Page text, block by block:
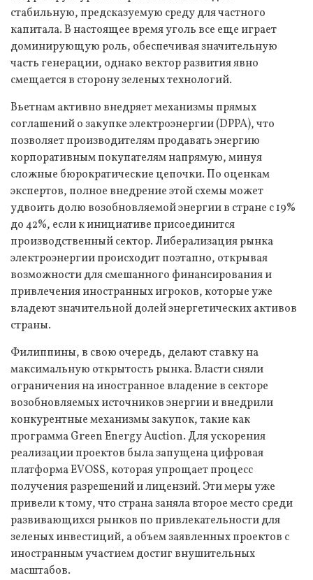
стабильную, предсказуемую среду для частного
капитала. В настоящее время уголь все еще играет
доминирующую роль, обеспечивая значительную
часть генерации, однако вектор развития явно
смещается в сторону зеленых технологий.
Вьетнам активно внедряет механизмы прямых
соглашений о закупке электроэнергии (DPPA), что
позволяет производителям продавать энергию
корпоративным покупателям напрямую, минуя
сложные бюрократические цепочки. По оценкам
экспертов, полное внедрение этой схемы может
удвоить долю возобновляемой энергии в стране с 19%
до 42%, если к инициативе присоединится
производственный сектор. Либерализация рынка
электроэнергии происходит поэтапно, открывая
возможности для смешанного финансирования и
привлечения иностранных игроков, которые уже
владеют значительной долей энергетических активов
страны.
Филиппины, в свою очередь, делают ставку на
максимальную открытость рынка. Власти сняли
ограничения на иностранное владение в секторе
возобновляемых источников энергии и внедрили
конкурентные механизмы закупок, такие как
программа Green Energy Auction. Для ускорения
реализации проектов была запущена цифровая
платформа EVOSS, которая упрощает процесс
получения разрешений и лицензий. Эти меры уже
привели к тому, что страна заняла второе место среди
развивающихся рынков по привлекательности для
зеленых инвестиций, а объем заявленных проектов с
иностранным участием достиг внушительных
масштабов.